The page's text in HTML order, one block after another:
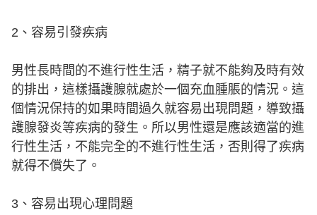
2、容易引發疾病
男性長時間的不進行性生活，精子就不能夠及時有效
的排出，這樣攝護腺就處於一個充血腫脹的情況。這
個情況保持的如果時間過久就容易出現問題，導致攝
護腺發炎等疾病的發生。所以男性還是應該適當的進
行性生活，不能完全的不進行性生活，否則得了疾病
就得不償失了。
3、容易出現心理問題